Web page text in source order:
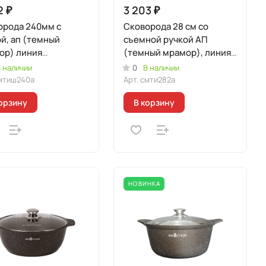
₽
240мм с
ап (темный
линия
наличии
3 203 ₽
Сковорода 28 см со
съемной ручкой АП
(темный мрамор), линия
"Мраморная
Индукционная"
0
В наличии
Арт.смти282а
В корзину
НОВИНКА